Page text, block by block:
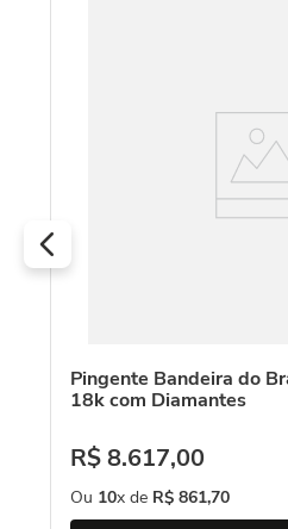
Pingente Bandeira do
18k com Diamantes
R$ 8.617,00
Ou 10x de R$ 861,70